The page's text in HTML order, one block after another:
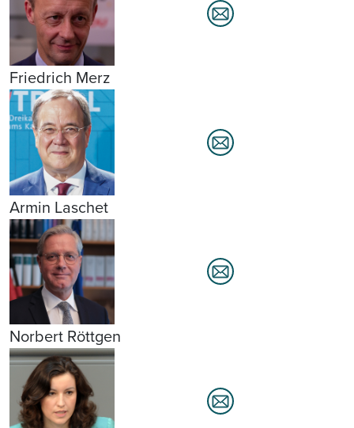
Friedrich Merz
Armin Laschet
Norbert Röttgen